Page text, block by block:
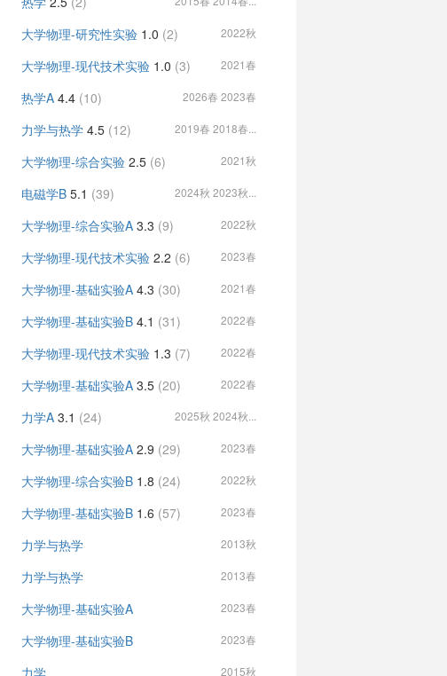
大学物理-研究性实验 1.0 (2) 2022秋
大学物理-现代技术实验 1.0 (3) 2021春
热学A 4.4 (10) 2026春 2023春
力学与热学 4.5 (12) 2019春 2018春...
大学物理-综合实验 2.5 (6) 2021秋
电磁学B 5.1 (39) 2024秋 2023秋...
大学物理-综合实验A 3.3 (9) 2022秋
大学物理-现代技术实验 2.2 (6) 2023春
大学物理-基础实验A 4.3 (30) 2021春
大学物理-基础实验B 4.1 (31) 2022春
大学物理-现代技术实验 1.3 (7) 2022春
大学物理-基础实验A 3.5 (20) 2022春
力学A 3.1 (24) 2025秋 2024秋...
大学物理-基础实验A 2.9 (29) 2023春
大学物理-综合实验B 1.8 (24) 2022秋
大学物理-基础实验B 1.6 (57) 2023春
力学与热学 2013秋
力学与热学 2013春
大学物理-基础实验A 2023春
大学物理-基础实验B 2023春
力学 2015秋